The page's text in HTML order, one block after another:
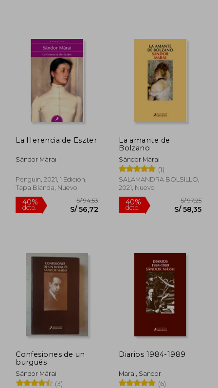
55%
dcto.
S/ 192,82
S/ 86,77
55%
dcto.
S/
S/
La Herencia de Eszter
Sándor Márai
Penguin, 2021, 1 Edición,
Tapa Blanda, Nuevo
La amante de
Bolzano
Sándor Márai
(1)
SALAMANDRA BOLSILLO,
2021, Nuevo
Confesiones de un
burgués
Sándor Márai
(3)
Diarios 1984-1989
Marai, Sandor
(6)